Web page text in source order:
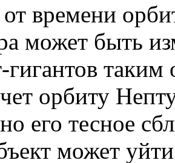
времени
может быть
гигантов таким
орбиту
его тесное
может